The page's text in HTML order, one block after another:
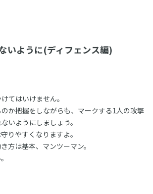
いように(ディフェンス編)
てはいけません。
か把握をしながらも、マークする1人の攻撃
いようにしましょう。
りやすくなりますよ。
方は基本、マンツーマン。